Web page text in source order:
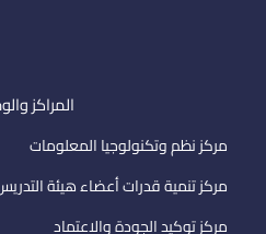
المراكز
مركز نظم وتكنولوجيا المعلومات
مركز تنمية قدرات أعضاء هيئة
مركز توكيد الجودة والاعتماد